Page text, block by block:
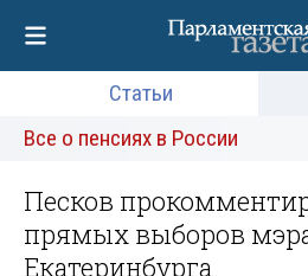
Статьи
Все о пенсиях в России
Песков
прямых выборов
Екатеринбурга